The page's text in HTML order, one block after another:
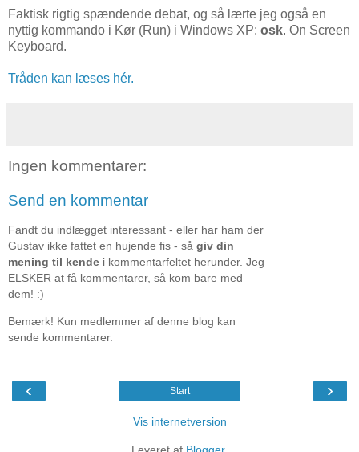
Faktisk rigtig spændende debat, og så lærte jeg også en
nyttig kommando i Kør (Run) i Windows XP: osk. On Screen
Keyboard.
Tråden kan læses hér.
Ingen kommentarer:
Send en kommentar
Fandt du indlægget interessant - eller har ham der
Gustav ikke fattet en hujende fis - så giv din
mening til kende i kommentarfeltet herunder. Jeg
ELSKER at få kommentarer, så kom bare med
dem! :)
Bemærk! Kun medlemmer af denne blog kan
sende kommentarer.
‹ ›
Start
Vis internetversion